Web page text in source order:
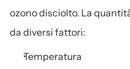
ozono disciolto. La
da diversi fattori:
Temperatura